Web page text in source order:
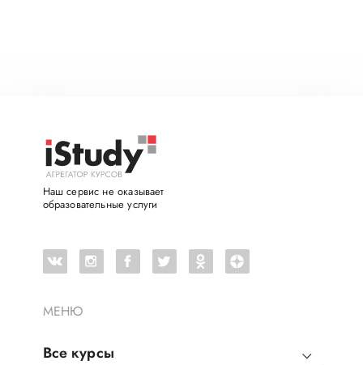
МЕНЮ
Все курсы
Наш сервис не оказывает
образовательные услуги